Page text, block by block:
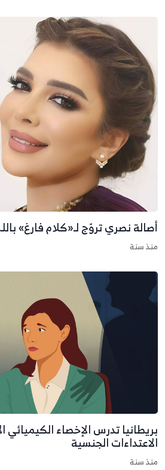
نصري تروّج لـ«كلام فارغ»
سنة
تدرس الإخصاء الكيميائي
الجنسية
سنة